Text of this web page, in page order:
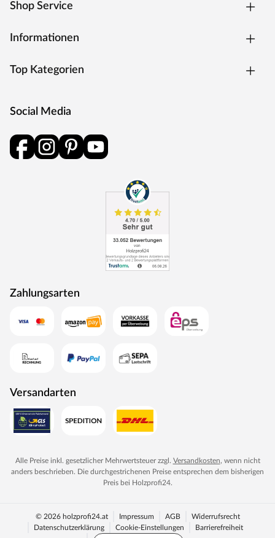
Shop Service
Informationen
Top Kategorien
Social Media
Zahlungsarten
Versandarten
Alle Preise inkl. gesetzlicher Mehrwertsteuer zzgl. Versandkosten, wenn nicht
anders beschrieben. Die durchgestrichenen Preise entsprechen dem bisherigen
Preis bei Holzprofi24.
© 2026 holzprofi24.at Impressum AGB
Widerrufsrecht
Datenschutzerklärung
Cookie-Einstellungen Barrierefreiheit